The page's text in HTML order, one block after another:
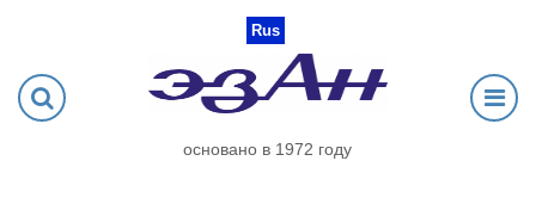
Rus
основано в 1972 году